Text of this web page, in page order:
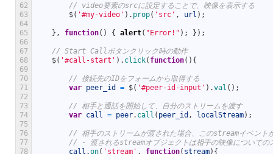
62
63
64
65
66
67
68
69
70
71
72
73
74
75
76
77
78
// video要素のsrcに設定することで、映像を表示する
$( '#my-video' ) . prop( 'src' , url ) ;
} , function( ) { alert( "Error!" ) ; } ) ;
// Start Callボタンクリック時の動作
$( '#call-start' ) . click( function( ) {
// 接続先のIDをフォームから取得する
var peer_id = $( '#peer-id-input' ) .val ( ) ;
// 相手と通話を開始して、自分のストリームを渡す
var call = peer. call ( peer_id , localStream) ;
// 相手のストリームが渡された場合、このstreamイベント
// - 渡されるstreamオブジェクトは相手の映像についての
call .on( 'stream' , function( stream) {